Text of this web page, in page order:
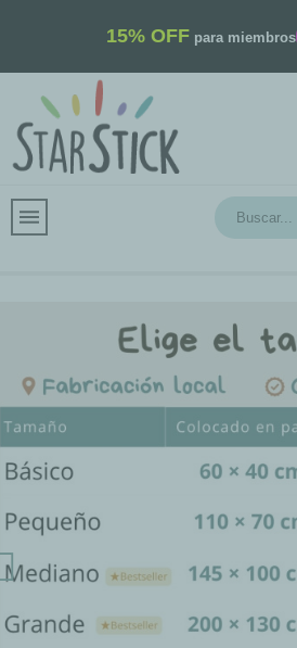
15% OFF para miembros